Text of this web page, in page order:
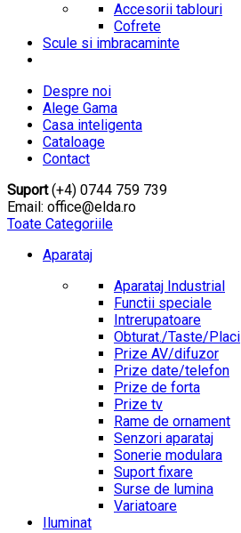
Accesorii tablouri
Cofrete
Scule si imbracaminte
Despre noi
Alege Gama
Casa inteligenta
Cataloage
Contact
Suport(+4) 0744 759 739
Email: office@elda.ro
Toate Categoriile
Aparataj
Aparataj Industrial
Functii speciale
Intrerupatoare
Obturat./Taste/Placi
Prize AV/difuzor
Prize date/telefon
Prize de forta
Prize tv
Rame de ornament
Senzori aparataj
Sonerie modulara
Suport fixare
Surse de lumina
Variatoare
Iluminat